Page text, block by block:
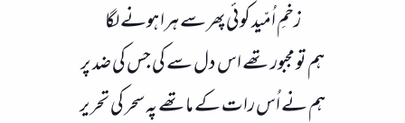
زخمِ اُمّید کوئی پھر سے ہرا ہونے لگا
ہم تو مجبور تھے اس دل سے کی جس کی ضد پر
ہم نے اُس رات کے ماتھے پہ سحر کی تحریر